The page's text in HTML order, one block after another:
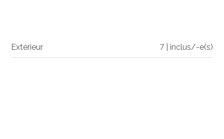
Extérieur 7 | inclus/-e(s)